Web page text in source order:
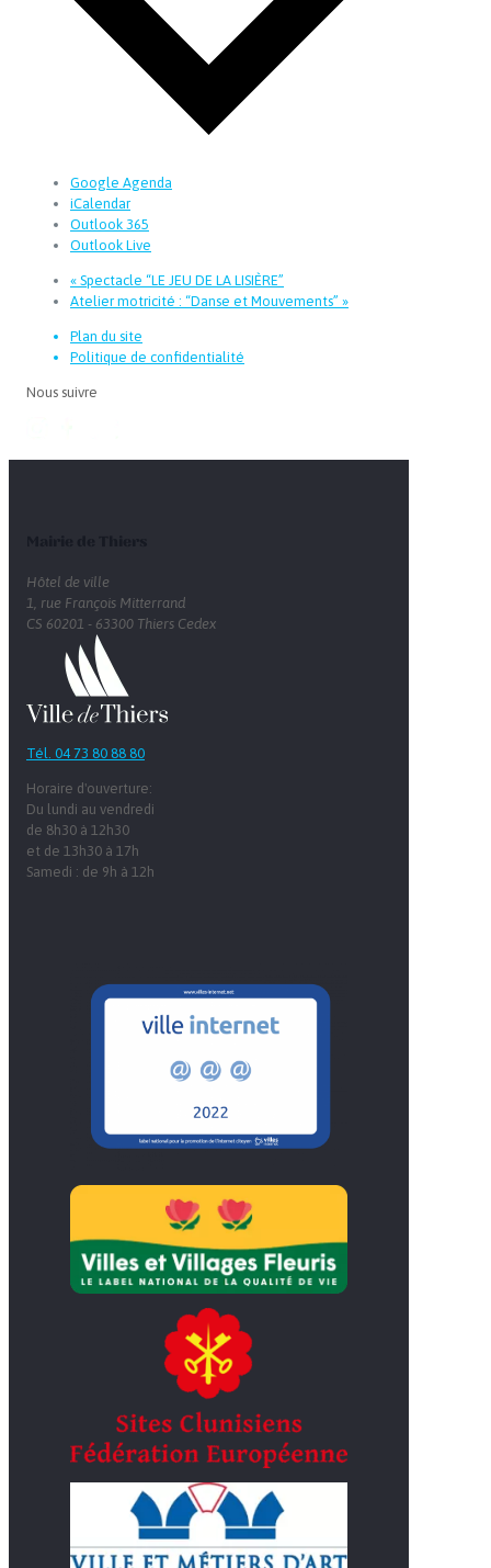
Google Agenda
iCalendar
Outlook 365
Outlook Live
« Spectacle “LE JEU DE LA LISIÈRE”
Atelier motricité : “Danse et Mouvements” »
Plan du site
Politique de confidentialité
Nous suivre
Hôtel de ville
1, rue François Mitterrand
CS 60201 - 63300 Thiers Cedex
Tél. 04 73 80 88 80
Horaire d'ouverture:
Du lundi au vendredi
de 8h30 à 12h30
et de 13h30 à 17h
Samedi : de 9h à 12h